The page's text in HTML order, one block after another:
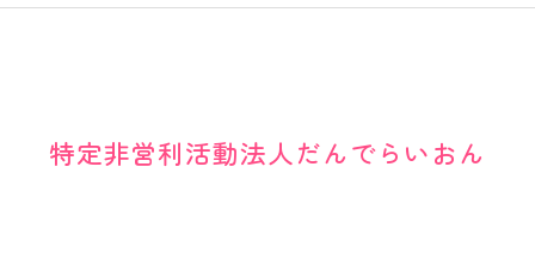
特定非営利活動法人だんでらいおん